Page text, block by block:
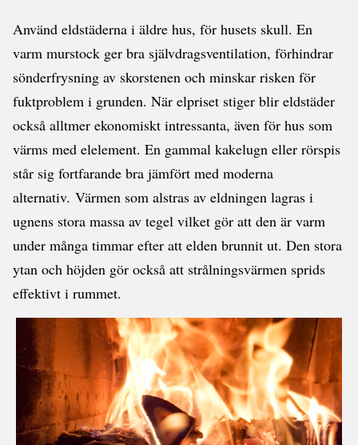
Använd eldstäderna i äldre hus, för husets skull. En
varm murstock ger bra självdragsventilation, förhindrar
sönderfrysning av skorstenen och minskar risken för
fuktproblem i grunden. När elpriset stiger blir eldstäder
också alltmer ekonomiskt intressanta, även för hus som
värms med elelement. En gammal kakelugn eller rörspis
står sig fortfarande bra jämfört med moderna
alternativ. Värmen som alstras av eldningen lagras i
ugnens stora massa av tegel vilket gör att den är varm
under många timmar efter att elden brunnit ut. Den stora
ytan och höjden gör också att strålningsvärmen sprids
effektivt i rummet.